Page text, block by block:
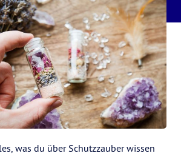
was du über Schutzzauber wissen